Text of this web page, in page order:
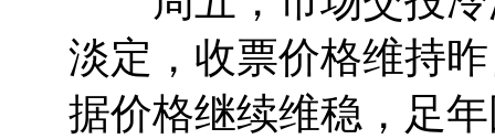
淡定，收票价格维持
据价格继续维稳，足